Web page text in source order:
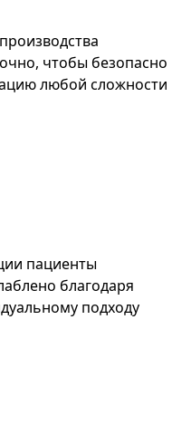
чтобы безопасно
любой сложности
пациенты
благодаря
подходу